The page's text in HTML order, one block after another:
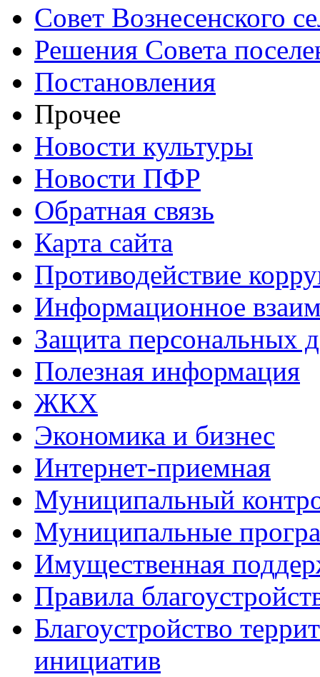
Совет Вознесенского
Решения Совета
Постановления
Прочее
Новости культуры
Новости ПФР
Обратная связь
Карта сайта
Противодействие
Информационное
Защита персональных
Полезная информация
ЖКХ
Экономика и бизнес
Интернет-приемная
Муниципальный
Муниципальные
Имущественная
Правила
Благоустройство
инициатив